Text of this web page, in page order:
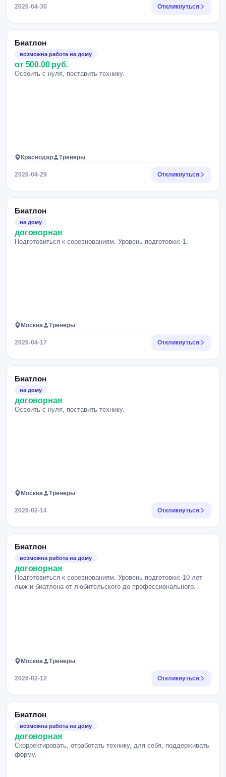
2026-04-30 Откликнуться
Биатлон
возможна работа на дому
от 500.00 руб.
Освоить с нуля, поставить технику.
Краснодар Тренеры
2026-04-29 Откликнуться
Биатлон
на дому
договорная
Подготовиться к соревнованиям. Уровень подготовки: 1.
Москва Тренеры
2026-04-17 Откликнуться
Биатлон
на дому
договорная
Освоить с нуля, поставить технику.
Москва Тренеры
2026-02-14 Откликнуться
Биатлон
возможна работа на дому
договорная
Подготовиться к соревнованиям. Уровень подготовки: 10 лет
лыж и биатлона от любительского до профессионального.
Москва Тренеры
2026-02-12 Откликнуться
Биатлон
возможна работа на дому
договорная
Скорректировать, отработать технику, для себя, поддерживать
форму.